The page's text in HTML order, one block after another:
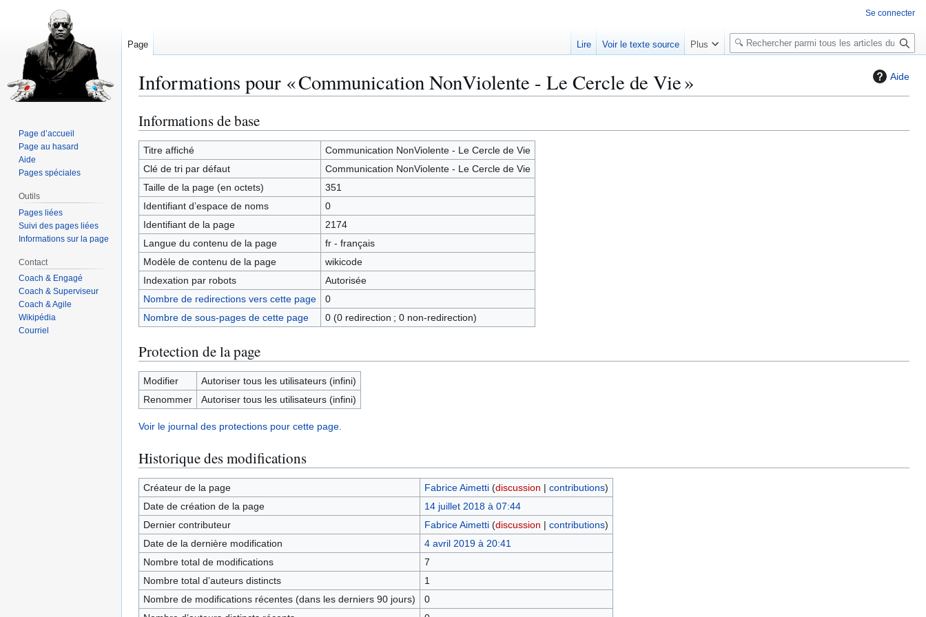
Aide
Informations pour « Communication NonViolente - Le Cercle de Vie »
Aller
à
la
navigation
Aller
à
la
recherche
Informations de base
Titre affiché
Communication NonViolente - Le Cercle de Vie
Clé de tri par défaut
Communication NonViolente - Le Cercle de Vie
Taille de la page (en octets)
351
Identifiant dʼespace de noms
0
Identifiant de la page
2174
Langue du contenu de la page
fr - français
Modèle de contenu de la page
wikicode
Indexation par robots
Autorisée
Nombre de redirections vers cette page
0
Nombre de sous-pages de cette page
0 (0 redirection ; 0 non-redirection)
Protection de la page
Modifier
Autoriser tous les utilisateurs (infini)
Renommer
Autoriser tous les utilisateurs (infini)
Voir le journal des protections pour cette page.
Historique des modifications
Créateur de la page Fabrice Aimetti (discussion | contributions)
Date de création de la page
14 juillet 2018 à 07:44
Dernier contributeur
Fabrice Aimetti (discussion | contributions)
Date de la dernière modification
4 avril 2019 à 20:41
Nombre total de modifications
7
Nombre total d’auteurs distincts
1
Nombre de modifications récentes (dans les derniers 90 jours)
0
Se connecter
Page Lire Voir le texte source Plus
R
e
e
c
Page d’accueil
Page au hasard
Aide
Pages spéciales
Outils
Pages liées
Suivi des pages liées
Informations sur la page
Contact
Coach & Engagé
Coach & Superviseur
Coach & Agile
Wikipédia
Courriel